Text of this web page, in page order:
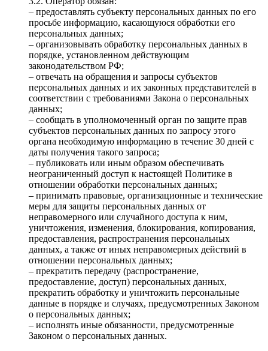
– предоставлять субъекту персональных данных по его
просьбе информацию, касающуюся обработки его
персональных данных;
– организовывать обработку персональных данных в
порядке, установленном действующим
законодательством РФ;
– отвечать на обращения и запросы субъектов
персональных данных и их законных представителей в
соответствии с требованиями Закона о персональных
данных;
– сообщать в уполномоченный орган по защите прав
субъектов персональных данных по запросу этого
органа необходимую информацию в течение 30 дней с
даты получения такого запроса;
– публиковать или иным образом обеспечивать
неограниченный доступ к настоящей Политике в
отношении обработки персональных данных;
– принимать правовые, организационные и технические
меры для защиты персональных данных от
неправомерного или случайного доступа к ним,
уничтожения, изменения, блокирования, копирования,
предоставления, распространения персональных
данных, а также от иных неправомерных действий в
отношении персональных данных;
– прекратить передачу (распространение,
предоставление, доступ) персональных данных,
прекратить обработку и уничтожить персональные
данные в порядке и случаях, предусмотренных Законом
о персональных данных;
– исполнять иные обязанности, предусмотренные
Законом о персональных данных.